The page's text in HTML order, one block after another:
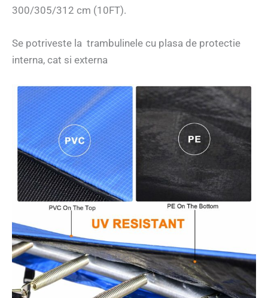
300/305/312 cm (10FT).
Se potriveste la trambulinele cu plasa de protectie
interna, cat si externa